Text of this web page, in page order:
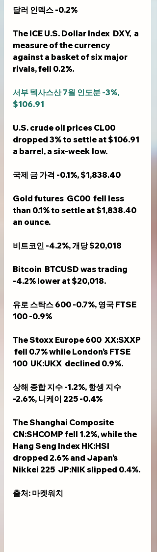
달러 인덱스 -0.2%
The ICE U.S. Dollar Index  DXY,  a
measure of the currency
against a basket of six major
rivals, fell 0.2%.
서부 텍사스산 7월 인도분 -3%,
$106.91
U.S. crude oil prices CL00
dropped 3% to settle at $106.91
a barrel, a six-week low.
국제 금 가격 -0.1%, $1,838.40
Gold futures  GC00  fell less
than 0.1% to settle at $1,838.40
an ounce.
비트코인 -4.2%, 개당 $20,018
Bitcoin  BTCUSD was trading
-4.2% lower at $20,018.
유로 스탁스 600 -0.7%, 영국 FTSE
100 -0.9%
The Stoxx Europe 600  XX:SXXP
fell 0.7% while London’s FTSE
100  UK:UKX  declined 0.9%.
상해 종합 지수 -1.2%, 항셍 지수
-2.6%, 니케이 225 -0.4%
The Shanghai Composite
CN:SHCOMP fell 1.2%, while the
Hang Seng Index HK:HSI
dropped 2.6% and Japan’s
Nikkei 225  JP:NIK slipped 0.4%.
출처: 마켓워치